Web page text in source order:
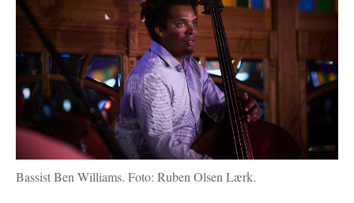
Bassist Ben Williams. Foto: Ruben Olsen Lærk.